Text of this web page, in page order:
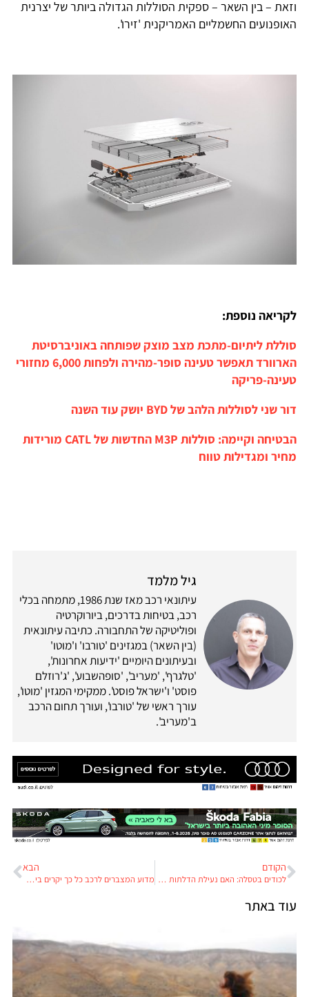
וזאת – בין השאר – ספקית הסוללות הגדולה ביותר של יצרנית
האופנועים החשמליים האמריקנית 'זירו'.
לקריאה נוספת:
סוללת ליתיום-מתכת מצב מוצק שפותחה באוניברסיטת
הארוורד תאפשר טעינה סופר-מהירה ולפחות 6,000 מחזורי
טעינה-פריקה
דור שני לסוללות הלהב של BYD יושק עוד השנה
הבטיחה וקיימה: סוללות M3P החדשות של CATL מורידות
מחיר ומגדילות טווח
גיל מלמד
עיתונאי רכב מאז שנת 1986, מתמחה בכלי
רכב, בטיחות בדרכים, ביורוקרטיה
ופוליטיקה של התחבורה. כתיבה עיתונאית
(בין השאר) במגזינים 'טורבו' ו'מוטו'
ובעיתונים היומיים 'ידיעות אחרונות',
'טלגרף', 'מעריב', 'סופהשבוע', 'ג'רוזלם
פוסט' ו'ישראל פוסט'. ממקימי המגזין 'מוטו',
עורך ראשי של 'טורבו', ועורך תחום הרכב
ב'מעריב'.
הקודם
לכודים בטסלה: האם נעילת הדלתות של טסלה מסכנת חיים?
הבא
מדוע המצברים לרכב כל כך יקרים בישראל ומי צריך מצבר Start Stop?
עוד באתר